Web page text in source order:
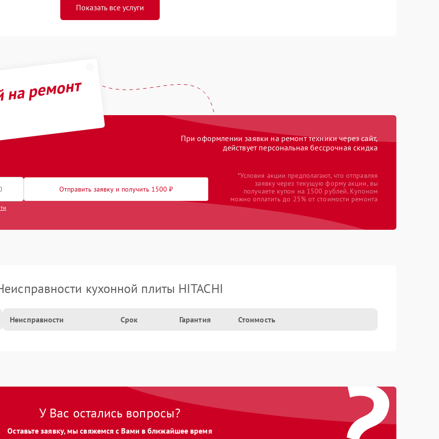
Показать все услуги
ремонт
При оформлении заявки на ремонт техники через сайт,
действует персональная бессрочная скидка
Отправить заявку и получить 1500 ₽
*Условия акции предполагают, что отправляя
заявку через текущую форму акции, вы
получаете купон на 1500 рублей. Купоном
можно оплатить до 25% от стоимости ремонта
кухонной плиты HITACHI
Неисправности Срок Гарантия Стоимость
У Вас остались вопросы?
Оставьте заявку, мы свяжемся с Вами в ближайшее время